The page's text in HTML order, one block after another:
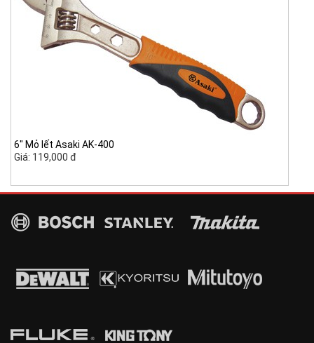
6" Mỏ lết Asaki AK-400
Giá: 119,000 đ